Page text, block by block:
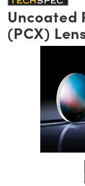
Optics
Components
Expanders
and Breadboards
Objectives
Objectives
Objectives
and Advanced
Accessories
Cameras
and
Accessories
and Roughness
Components
Products
질
Imaging
Lenses
또는 제품생산
Lenses
Targets
and Detection
and Production
Lenses
and Detection
and Production
Uncoated
(PCX)